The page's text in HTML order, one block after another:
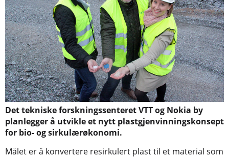
Det tekniske forskningssenteret VTT og Nokia by
planlegger å utvikle et nytt plastgjenvinningskonsept
for bio- og sirkulærøkonomi.
Målet er å konvertere resirkulert plast til et material som